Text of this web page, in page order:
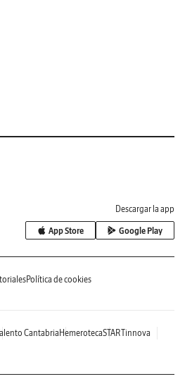
Descargar la app
App Store Google Play
Política de cookies
CantabriaHemerotecaSTARTinnova